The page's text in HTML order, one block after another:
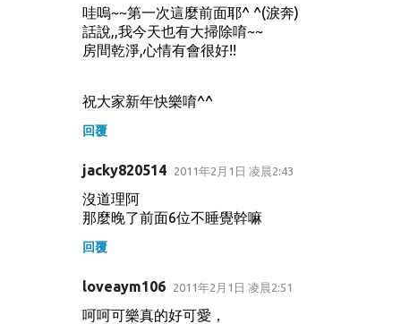
哇嗚~~第一次這麼前面耶^ ^(淚奔)
話說,,我今天也有大掃除唷~~
房間乾淨,心情有會很好!!
祝大家新年快樂唷^^
回覆
jacky820514 2011年2月1日 凌晨2:43
沒道理阿
那麼晚了前面6位不睡覺幹嘛
回覆
loveaym106 2011年2月1日 凌晨2:51
呵呵可樂真的好可愛，